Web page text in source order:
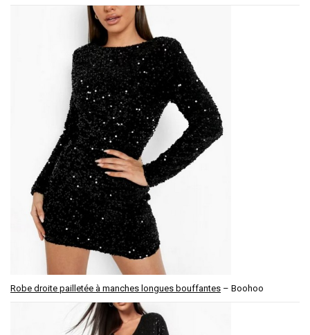
Robe droite pailletée à manches longues bouffantes – Boohoo